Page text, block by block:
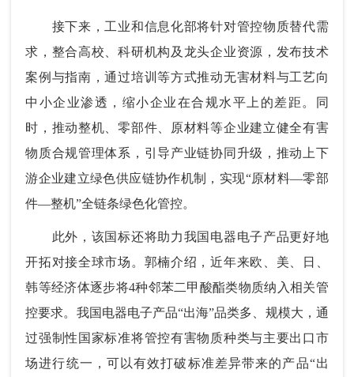
接下来，工业和信息化部将针对管控物质替代需
求，整合高校、科研机构及龙头企业资源，发布技术
案例与指南，通过培训等方式推动无害材料与工艺向
中小企业渗透，缩小企业在合规水平上的差距。同
时，推动整机、零部件、原材料等企业建立健全有害
物质合规管理体系，引导产业链协同升级，推动上下
游企业建立绿色供应链协作机制，实现“原材料—零部
件—整机”全链条绿色化管控。
此外，该国标还将助力我国电器电子产品更好地
开拓对接全球市场。郭楠介绍，近年来欧、美、日、
韩等经济体逐步将4种邻苯二甲酸酯类物质纳入相关管
控要求。我国电器电子产品“出海”品类多、规模大，通
过强制性国家标准将管控有害物质种类与主要出口市
场进行统一，可以有效打破标准差异带来的产品“出